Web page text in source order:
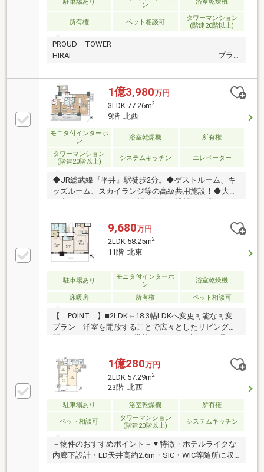
ン
所有権 ペット相談可
タワーマンション
(階建20階以上)
PROUD TOWER
HIRAI プラ
ー～野村不動産株式会社・阪急阪神不動産株式会社旧
分譲■JR総武線 「平井」駅 徒歩2分の好立地■2025年1
月建物竣工■プレミアム住戸 専有面積：92.95m2■免
震構造■レンタサイクル（有料）■宅配ボックス■プラ
イバシー性の高い内廊下■各フロアごみ置き場■充実の
共用部(ラウンジ・ゲストルーム等)■共用施設内の一部
にはWi-Fiを完備
1億3,980万円
3LDK 77.26m2
9階 北西
モニタ付インターホ
ン
浴室乾燥機 所有権
タワーマンション
(階建20階以上)
システムキッチン エレベーター
◆JR総武線『平井』駅徒歩2分。◆ゲストルーム、キ
ッズルーム、スカイランジ等の高級共用施設！◆大き
高級感に演出してくれる9階角住戸。◆床暖房付きの
16.2帖LDKは冬でも足元から優しく暖かい快適空間！
◆対面キッチンはリビングとの一体感があり、家族や
ゲストと会話を楽しみながら料理ができます。◆3部
屋収納付き！さウォークインクローゼットは衣類や季
てます。◆三面鏡洗面台は広々とした設計。洗面室に
も収納が備わり、毎日の身支度が優雅で快適な時間に
変わる上質な水回り空間です。
9,680万円
2LDK 58.25m2
11階 北東
駐車場あり
モニタ付インターホ
ン
浴室乾燥機
床暖房 所有権 ペット相談可
【 POINT 】■2LDK⇔18.3帖LDKへ変更可能な可変
プラン 洋室を開放することで広々としたリビング空
間へ。■ディスポーザー搭載キッチン 生ごみ処理の
手間を軽減し快適なキッチン環境を実現！■プラウド
タワーシリーズならではの上質感 野村不動産のブラ
ンドレジデンスが誇る洗練された住空間…■長期優良住
宅認定、住宅性能評価書取得済【 AREA 】■JR総武
線「平井」駅徒歩2分の好立地 駅前ならではの利便
性を享受。 通勤・通学はもちろん、買い物や外食も
身近で快適♪■再開発で進化する平井エリア 駅周辺の
利便性向上が進み 生活環境と将来性を兼ね備えた注
目のロケーション♪
1億280万円
2LDK 57.29m2
23階 北西
駐車場あり 浴室乾燥機 所有権
ペット相談可
タワーマンション
(階建20階以上)
システムキッチン
－物件のおすすめポイント－▼特徴・ホテルライクな
内廊下設計・LD天井高約2.6m・SIC・WIC等随所に収
納有・24時間ゴミ出し可・ゲストルーム等の多彩な共